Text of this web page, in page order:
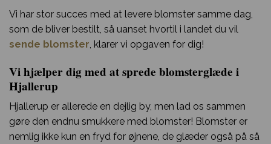
Vi har stor succes med at levere blomster samme dag,
som de bliver bestilt, så uanset hvortil i landet du vil
sende blomster, klarer vi opgaven for dig!
Vi hjælper dig med at sprede blomsterglæde i
Hjallerup
Hjallerup er allerede en dejlig by, men lad os sammen
gøre den endnu smukkere med blomster! Blomster er
nemlig ikke kun en fryd for øjnene, de glæder også på så